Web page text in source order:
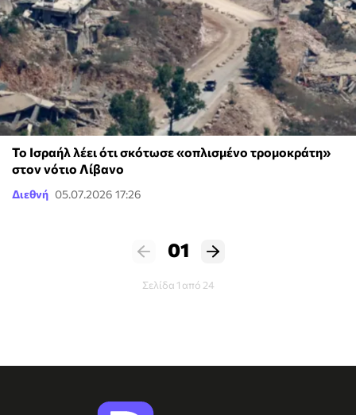
Το Ισραήλ λέει ότι σκότωσε «οπλισμένο τρομοκράτη»
στον νότιο Λίβανο
Διεθνή 05.07.2026 17:26
01
Σελίδα 1 από 24